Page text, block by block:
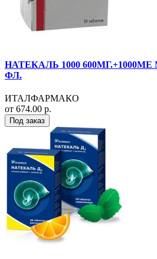
НАТЕКАЛЬ 1000
ФЛ.
ИТАЛФАРМАКО
от 674.00 р.
Под заказ